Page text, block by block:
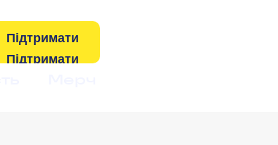
Підтримати